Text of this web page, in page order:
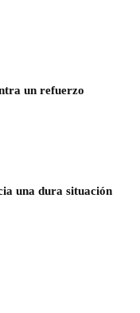
un refuerzo
una dura situación